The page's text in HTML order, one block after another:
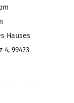
Hauses
99423